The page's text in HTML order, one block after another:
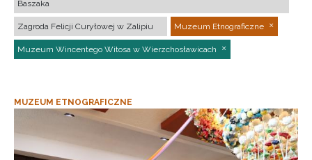
Baszaka
Zagroda Felicji Curyłowej w Zalipiu Muzeum Etnograficzne
Muzeum Wincentego Witosa w Wierzchosławicach
MUZEUM ETNOGRAFICZNE